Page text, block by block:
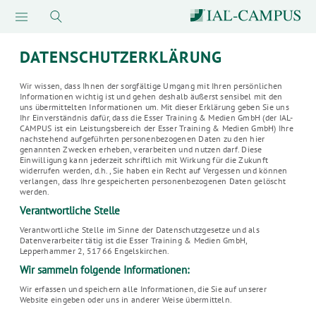
DATENSCHUTZERKLÄRUNG
Wir wissen, dass Ihnen der sorgfältige Umgang mit Ihren persönlichen
Informationen wichtig ist und gehen deshalb äußerst sensibel mit den
uns übermittelten Informationen um. Mit dieser Erklärung geben Sie uns
Ihr Einverständnis dafür, dass die Esser Training & Medien GmbH (der IAL-
CAMPUS ist ein Leistungsbereich der Esser Training & Medien GmbH) Ihre
nachstehend aufgeführten personenbezogenen Daten zu den hier
genannten Zwecken erheben, verarbeiten und nutzen darf. Diese
Einwilligung kann jederzeit schriftlich mit Wirkung für die Zukunft
widerrufen werden, d.h., Sie haben ein Recht auf Vergessen und können
verlangen, dass Ihre gespeicherten personenbezogenen Daten gelöscht
werden.
Verantwortliche Stelle
Verantwortliche Stelle im Sinne der Datenschutzgesetze und als
Datenverarbeiter tätig ist die Esser Training & Medien GmbH,
Lepperhammer 2, 51766 Engelskirchen.
Wir sammeln folgende Informationen:
Wir erfassen und speichern alle Informationen, die Sie auf unserer
Website eingeben oder uns in anderer Weise übermitteln.